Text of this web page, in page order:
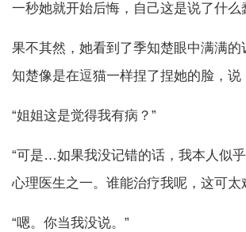
一秒她就开始后悔，自己这是说了什么
果不其然，她看到了季知楚眼中满满的
知楚像是在逗猫一样捏了捏她的脸，说
“姐姐这是觉得我有病？”
“可是…如果我没记错的话，我本人似
心理医生之一。谁能治疗我呢，这可
“嗯。你当我没说。”